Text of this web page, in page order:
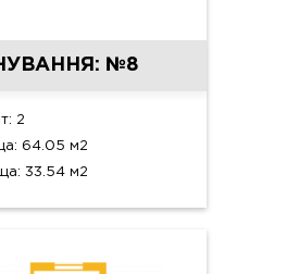
№8
2
64.05 м2
33.54 м2